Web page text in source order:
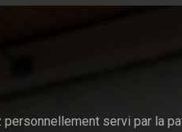
servi par la